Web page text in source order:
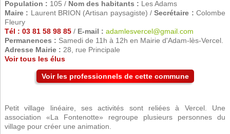
Population : 105 / Nom des habitants : Les Adams
Maire : Laurent BRION (Artisan paysagiste) /Secrétaire : Colombe
Fleury
Tél : 03 81 58 98 85/ E-mail : adamlesvercel@gmail.com
Permanences : Samedi de 11h à 12h en Mairie d'Adam-lès-Vercel.
Adresse Mairie : 28, rue Principale
Voir tous les élus
Voir les professionnels de cette commune
Petit village linéaire, ses activités sont reliées à Vercel. Une
association «La Fontenotte» regroupe plusieurs personnes du
village pour créer une animation.